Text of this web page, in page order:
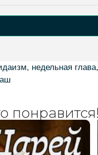
, недельная глава,